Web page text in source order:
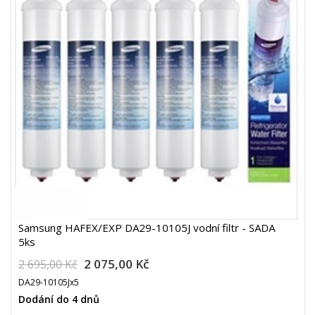
Samsung HAFEX/EXP DA29-10105J vodní filtr - SADA
5ks
2 695,00 Kč 2 075,00 Kč
DA29-10105Jx5
Dodání do 4 dnů